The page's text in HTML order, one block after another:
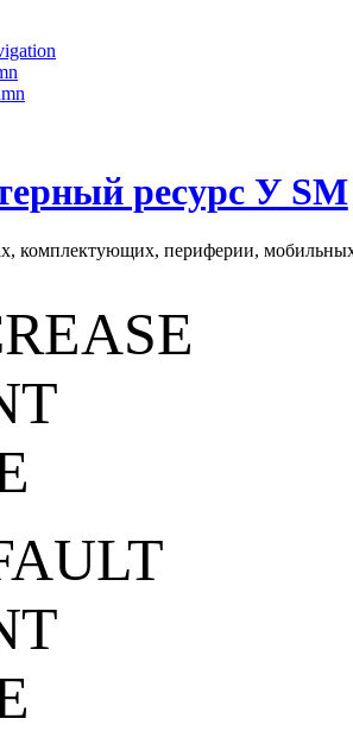
ресурс У SM
комплектующих, периферии, мобильных